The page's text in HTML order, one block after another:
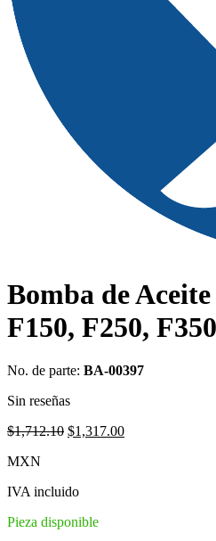
Bomba de
F150, F250,
No. de parte: BA-00397
Sin reseñas
$1,712.10 Original
$1,317.00Current
MXN
IVA incluido
Pieza disponible